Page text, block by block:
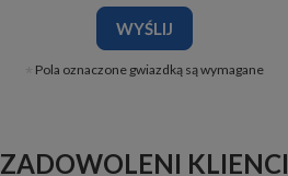
WYŚLIJ
Pola oznaczone gwiazdką są wymagane
ZADOWOLENI KLIENCI